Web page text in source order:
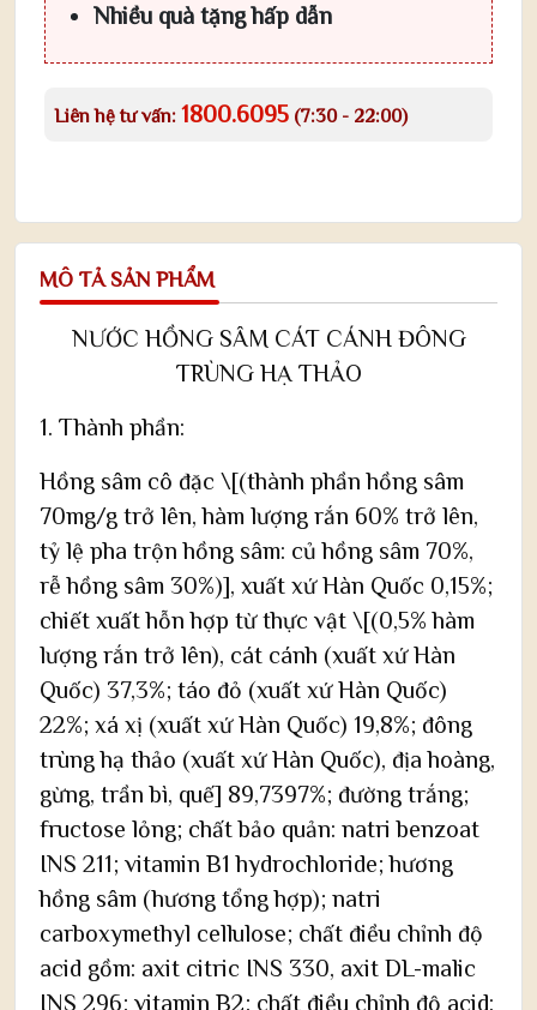
Nhiều quà tặng hấp dẫn
Liên hệ tư vấn: 1800.6095 (7:30 - 22:00)
MÔ TẢ SẢN PHẨM
NƯỚC HỒNG SÂM CÁT CÁNH ĐÔNG
TRÙNG HẠ THẢO
1. Thành phần:
Hồng sâm cô đặc \[(thành phần hồng sâm
70mg/g trở lên, hàm lượng rắn 60% trở lên,
tỷ lệ pha trộn hồng sâm: củ hồng sâm 70%,
rễ hồng sâm 30%)], xuất xứ Hàn Quốc 0,15%;
chiết xuất hỗn hợp từ thực vật \[(0,5% hàm
lượng rắn trở lên), cát cánh (xuất xứ Hàn
Quốc) 37,3%; táo đỏ (xuất xứ Hàn Quốc)
22%; xá xị (xuất xứ Hàn Quốc) 19,8%; đông
trùng hạ thảo (xuất xứ Hàn Quốc), địa hoàng,
gừng, trần bì, quế] 89,7397%; đường trắng;
fructose lỏng; chất bảo quản: natri benzoat
INS 211; vitamin B1 hydrochloride; hương
hồng sâm (hương tổng hợp); natri
carboxymethyl cellulose; chất điều chỉnh độ
acid gồm: axit citric INS 330, axit DL-malic
INS 296; vitamin B2; chất điều chỉnh độ acid: